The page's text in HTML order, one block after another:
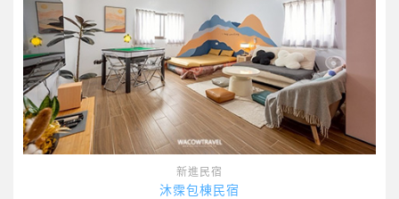
新進民宿
沐霂包棟民宿